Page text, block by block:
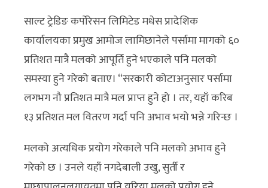
साल्ट ट्रेडिङ कर्पोरेसन लिमिटेड मधेस प्रादेशिक
कार्यालयका प्रमुख आमोज लामिछानेले पर्सामा मागको ६०
प्रतिशत मात्रै मलको आपूर्ति हुने भएकाले पनि मलको
समस्या हुने गरेको बताए। “सरकारी कोटाअनुसार पर्सामा
लगभग नौ प्रतिशत मात्रै मल प्राप्त हुने हो । तर, यहाँ करिब
१३ प्रतिशत मल वितरण गर्दा पनि अभाव भयो भन्ने गरिन्छ ।
मलको अत्यधिक प्रयोग गरेकाले पनि मलको अभाव हुने
गरेको छ । उनले यहाँ नगदेबाली उखु, सुर्ती र